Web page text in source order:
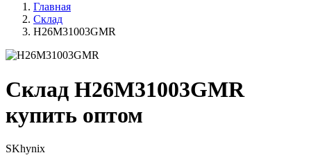
Главная
Склад
H26M31003GMR
Склад H26M31003GMR
купить оптом
SKhynix